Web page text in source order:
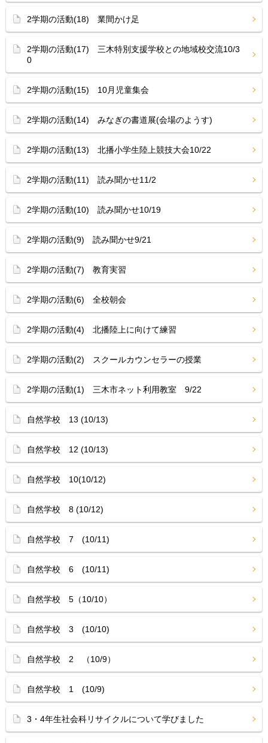
2学期の活動(18) 業間かけ足
2学期の活動(17) 三木特別支援学校との地域校交流10/3
0
2学期の活動(15) 10月児童集会
2学期の活動(14) みなぎの書道展(会場のようす)
2学期の活動(13) 北播小学生陸上競技大会10/22
2学期の活動(11) 読み聞かせ11/2
2学期の活動(10) 読み聞かせ10/19
2学期の活動(9) 読み聞かせ9/21
2学期の活動(7) 教育実習
2学期の活動(6) 全校朝会
2学期の活動(4) 北播陸上に向けて練習
2学期の活動(2) スクールカウンセラーの授業
2学期の活動(1) 三木市ネット利用教室 9/22
自然学校 13 (10/13)
自然学校 12 (10/13)
自然学校 10(10/12)
自然学校 8 (10/12)
自然学校 7 (10/11)
自然学校 6 (10/11)
自然学校 5（10/10）
自然学校 3 (10/10)
自然学校 2 （10/9）
自然学校 1 (10/9)
3・4年生社会科リサイクルについて学びました